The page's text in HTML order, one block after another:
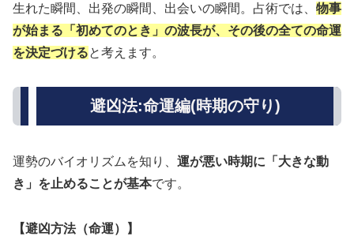
生れた瞬間、出発の瞬間、出会いの瞬間。占術では、 物事
が始まる「初めてのとき」の波長が、その後の全ての命運
を決定づけると考えます。
避凶法:命運編(時期の守り)
運勢のバイオリズムを知り、 運が悪い時期に「大きな動
き」を止めることが基本です。
【避凶方法（命運）】